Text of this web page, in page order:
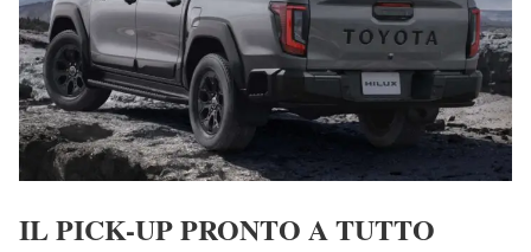
IL PICK-UP PRONTO A TUTTO